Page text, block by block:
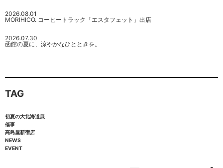
2026.08.01
MORIHICO. コーヒートラック「エスタフェット」出店
2026.07.30
函館の夏に、涼やかなひとときを。
TAG
初夏の大北海道展
催事
高島屋新宿店
NEWS
EVENT